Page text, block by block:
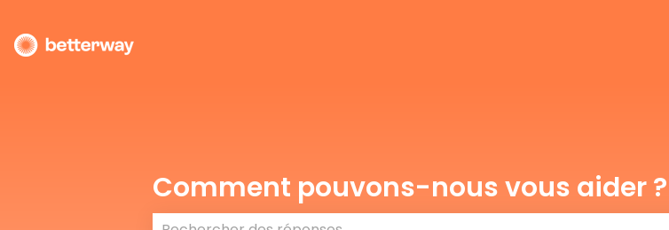
Comment pouvons-nous vous aider ?